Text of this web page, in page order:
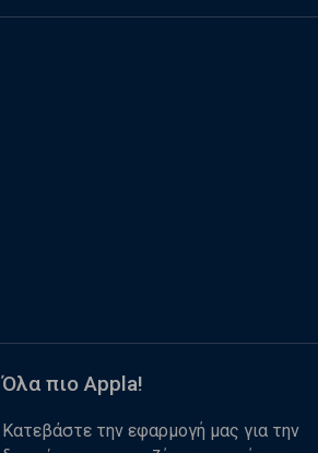
Όλα πιο Appla!
Κατεβάστε την εφαρμογή μας για την